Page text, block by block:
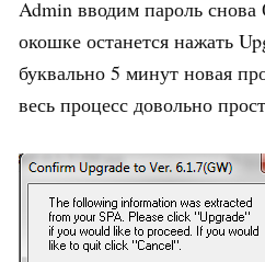
Admin вводим пароль
окошке останется нажать
буквально 5 минут новая
весь процесс довольно